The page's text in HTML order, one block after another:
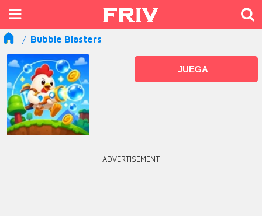
Bubble Blasters
JUEGA
ADVERTISEMENT